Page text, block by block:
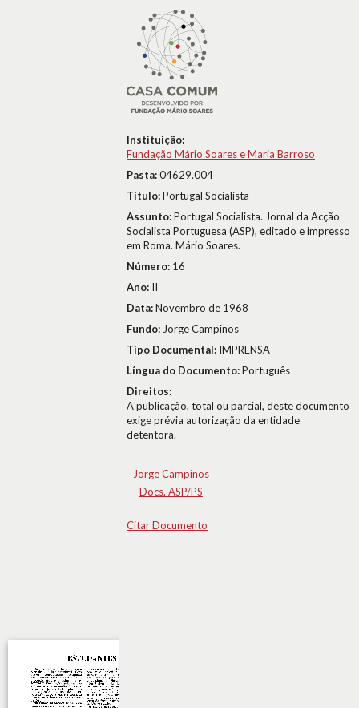
Instituição:
Fundação Mário Soares e Maria Barroso
Pasta:04629.004
Título:Portugal Socialista
Assunto:Portugal Socialista. Jornal da Acção
Socialista Portuguesa (ASP), editado e impresso
em Roma. Mário Soares.
Número: 16
Ano: II
Data:Novembro de 1968
Fundo: Jorge Campinos
Tipo Documental: IMPRENSA
Língua do Documento:Português
Direitos:
A publicação, total ou parcial, deste documento
exige prévia autorização da entidade
detentora.
Jorge Campinos
Docs. ASP/PS
Citar Documento